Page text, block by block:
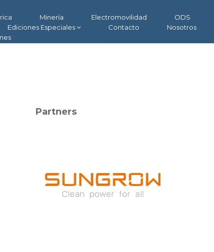
Minería Electromovilidad
ODS
Ediciones Especiales Contacto
Nosotros
Partners